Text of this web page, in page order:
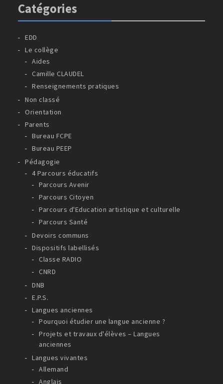
Catégories
EDD
Le collège
Aides
Camille CLAUDEL
Renseignements pratiques
Non classé
Orientation
Parents
Bureau FCPE
Bureau PEEP
Pédagogie
4 Parcours éducatifs
Parcours Avenir
Parcours Citoyen
Parcours d'Education artistique et culturelle
Parcours Santé
Devoirs communs
Dispositifs labellisés
Classe RADIO
CNRD
DNB
E.P.S.
Langues anciennes
Pourquoi étudier une langue ancienne ?
Projets et travaux d'élèves – Langues
anciennes
Langues vivantes
Allemand
Anglais